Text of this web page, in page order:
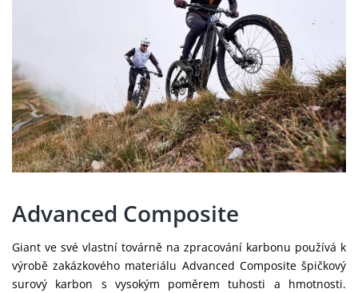
Advanced Composite
Giant ve své vlastní továrně na zpracování karbonu používá k
výrobě zakázkového materiálu Advanced Composite špičkový
surový karbon s vysokým poměrem tuhosti a hmotnosti.